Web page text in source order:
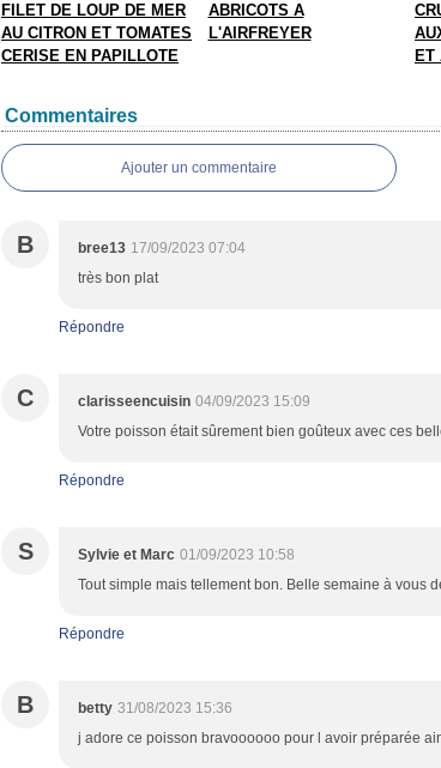
FILET DE LOUP DE MER
AU CITRON ET TOMATES
CERISE EN PAPILLOTE
ABRICOTS A
L'AIRFREYER
ET
Commentaires
Ajouter un commentaire
B bree13 17/09/2023 07:04
très bon plat
Répondre
C clarisseencuisin 04/09/2023 15:09
Votre poisson était sûrement bien goûteux avec ces
Répondre
S Sylvie et Marc 01/09/2023 10:58
Tout simple mais tellement bon. Belle semaine à vous
Répondre
B betty 31/08/2023 15:36
j adore ce poisson bravoooooo pour l avoir préparée